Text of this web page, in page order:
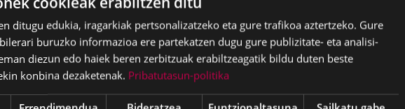
BASQUE
SPANISH
ditugu edukia, iragarkiak pertsonalizatzeko eta gure trafikoa aztertzeko. Gure
buruzko informazioa ere partekatzen dugu gure publizitate- eta analisi-
diezun edo haiek beren zerbitzuak erabiltzeagatik bildu duten beste
konbina dezaketenak. Pribatutasun-politika